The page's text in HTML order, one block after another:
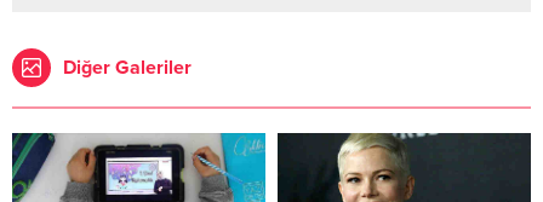
Diğer Galeriler